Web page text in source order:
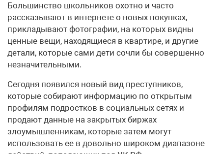
Большинство школьников охотно и часто
рассказывают в интернете о новых покупках,
прикладывают фотографии, на которых видны
ценные вещи, находящиеся в квартире, и другие
детали, которые сами дети сочли бы совершенно
незначительными.
Сегодня появился новый вид преступников,
которые собирают информацию по открытым
профилям подростков в социальных сетях и
продают данные на закрытых биржах
злоумышленникам, которые затем могут
использовать ее в довольно широком диапазоне